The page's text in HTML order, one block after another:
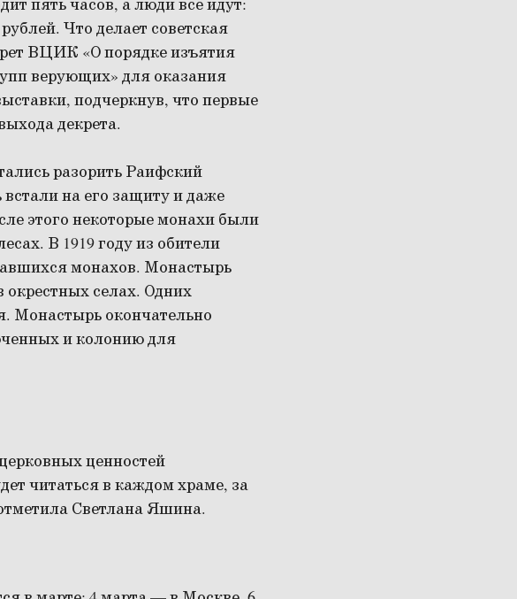
пять часов, а люди всё идут:
Что делает советская
ВЦИК «О порядке изъятия
верующих» для оказания
подчеркнув, что первые
декрета.
разорить Раифский
на его защиту и даже
этого некоторые монахи были
В 1919 году из обители
монахов. Монастырь
окрестных селах. Одних
Монастырь окончательно
и колонию для
ценностей
читаться в каждом храме, за
Светлана Яшина.